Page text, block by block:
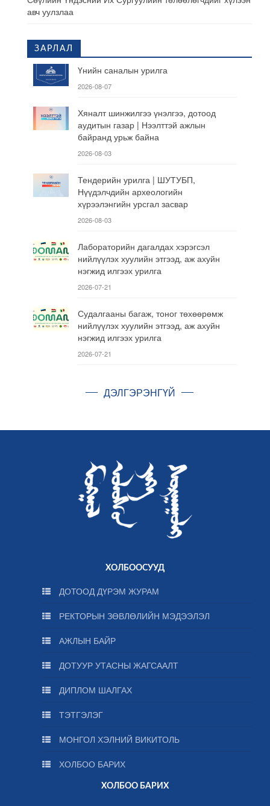
авч уулзлаа
ЗАРЛАЛ
Үнийн саналын урилга
2026-08-07
Хяналт шинжилгээ үнэлгээ, дотоод
аудитын газар | Нээлттэй ажлын
байранд урьж байна
2026-08-03
Тендерийн урилга | ШУТУБП,
Нүүдэлчдийн археологийн
хүрээлэнгийн урсгал засвар
2026-08-03
Лабораторийн дагалдах хэрэгсэл
нийлүүлэх хуулийн этгээд, аж ахуйн
нэгжид илгээх урилга
2026-07-21
Судалгааны багаж, тоног төхөөрөмж
нийлүүлэх хуулийн этгээд, аж ахуйн
нэгжид илгээх урилга
2026-07-21
ДЭЛГЭРЭНГҮЙ
ХОЛБООСУУД
ДОТООД ДҮРЭМ ЖУРАМ
РЕКТОРЫН ЗӨВЛӨЛИЙН МЭДЭЭЛЭЛ
АЖЛЫН БАЙР
ДОТУУР УТАСНЫ ЖАГСААЛТ
ДИПЛОМ ШАЛГАХ
ТЭТГЭЛЭГ
МОНГОЛ ХЭЛНИЙ ВИКИТОЛЬ
ХОЛБОО БАРИХ
ХОЛБОО БАРИХ